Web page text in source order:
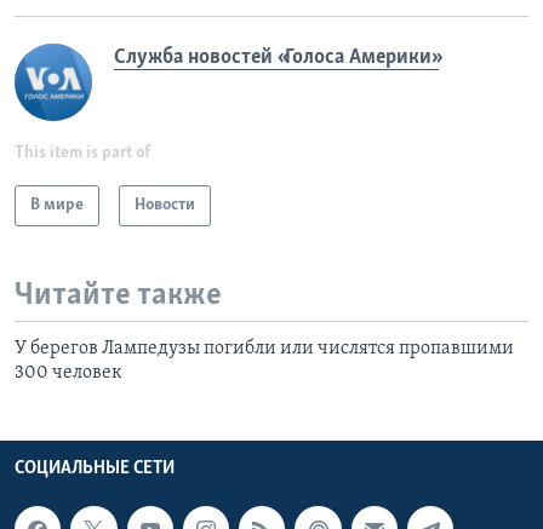
Служба новостей «Голоса Америки»
This item is part of
В мире Новости
Читайте также
У берегов Лампедузы погибли или числятся пропавшими
300 человек
СОЦИАЛЬНЫЕ СЕТИ